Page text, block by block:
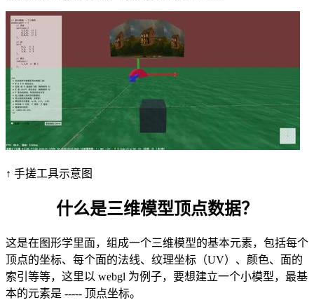
↑ 手搓工具示意图
什么是三维模型顶点数据？
这是在图形学里面，组成一个三维模型的基本元素，包括每个
顶点的坐标、每个面的法线、纹理坐标（UV）、颜色、面的
索引等等，这里以 webgl 为例子，要想建立一个小模型，最基
本的元素是 ----- 顶点坐标。